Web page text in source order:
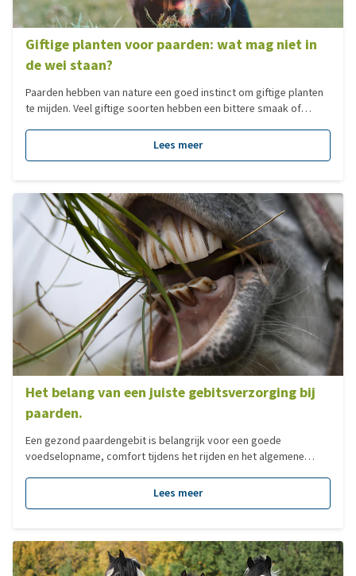
Giftige planten voor paarden: wat mag niet in
de wei staan?
Paarden hebben van nature een goed instinct om giftige planten
te mijden. Veel giftige soorten hebben een bittere smaak of
omheen lopen. Toch is dat instinct niet altijd feilloos. Vooral bij
een kale weide, verveling, nieuwsgierigheid of bij giftige planten
vergiftiging voorkomt en wat je moet doen bij twijfel of in een
noodgeval.
Lees meer
Het belang van een juiste gebitsverzorging bij
paarden.
Een gezond paardengebit is belangrijk voor een goede
voedselopname, comfort tijdens het rijden en het algemene
onopgemerkt, omdat paarden pijn of ongemak vaak maar subtiel
laten zien. In deze blog lees je waarom gebitsverzorging zo
Lees meer